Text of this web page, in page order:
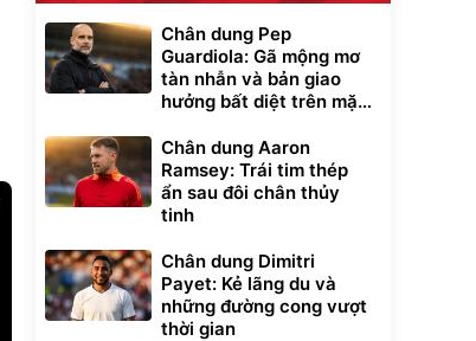
Chân dung Pep
Guardiola: Gã mộng mơ
tàn nhẫn và bản giao
hưởng bất diệt trên mặt
Chân dung Aaron
Ramsey: Trái tim thép
ẩn sau đôi chân thủy
tinh
Chân dung Dimitri
Payet: Kẻ lãng du và
những đường cong vượt
thời gian